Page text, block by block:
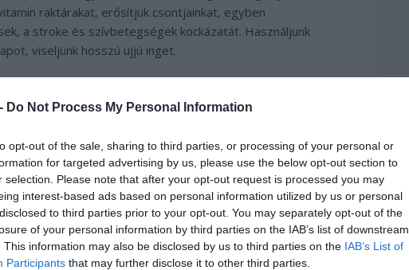
Do Not Process My Personal Information
opt-out of the sale, sharing to third parties, or processing of your personal or
for targeted advertising by us, please use the below opt-out section to
selection. Please note that after your opt-out request is processed you may
interest-based ads based on personal information utilized by us or personal
to third parties prior to your opt-out. You may separately opt-out of the
of your personal information by third parties on the IAB’s list of downstream
This information may also be disclosed by us to third parties on the IAB’s List of
Participants that may further disclose it to other third parties.
raktárakat, erősítjük csontjainkat, egyben
a stroke és szívbetegségek kockázatát. Használjunk
viseljünk hosszú ujjú inget.